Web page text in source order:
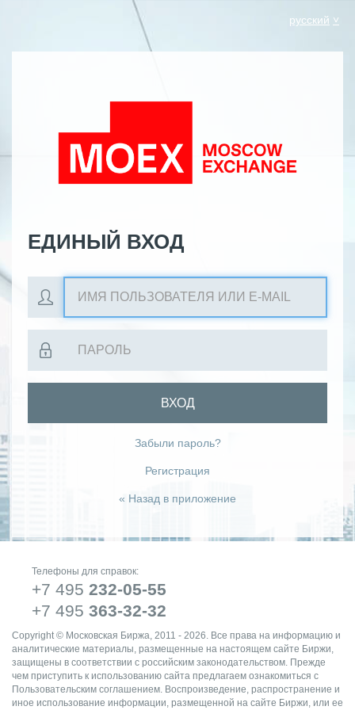
русский
ЕДИНЫЙ ВХОД
ВХОД
Забыли пароль?
Регистрация
« Назад в приложение
Телефоны для справок:
+7 495 232-05-55
+7 495 363-32-32
Copyright © Московская Биржа, 2011 - 2026. Все права на информацию и
аналитические материалы, размещенные на настоящем сайте Биржи,
защищены в соответствии с российским законодательством. Прежде
чем приступить к использованию сайта предлагаем ознакомиться с
Пользовательским соглашением. Воспроизведение, распространение и
иное использование информации, размещенной на сайте Биржи, или ее